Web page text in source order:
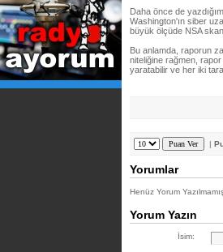
Daha önce de
Washington'ın siber
büyük ölçüde NSA
Bu anlamda, raporun
niteliğine rağmen,
yaratabilir ve her iki
|
Yorumlar
Henüz Yorum
Yorum Yazın
İsim: